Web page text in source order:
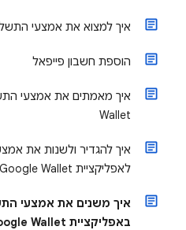
איך למצוא את אמצעי
הוספת חשבון פייפאל
Wallet
איך להגדיר ולשנות את
לאפליקציית Google Wallet
איך משנים את אמצעי
באפליקציית Google Wallet